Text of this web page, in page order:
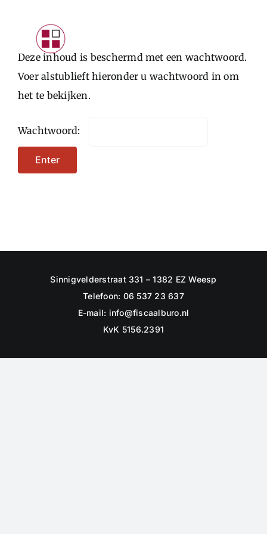
INTRODUCTIE
PARTICULIEREN
ONDERNEMERS
CONTACTFORMULIER
Deze inhoud is beschermd met een wachtwoord.
Voer alstublieft hieronder u wachtwoord in om
het te bekijken.
Wachtwoord:
Sinnigvelderstraat 331 – 1382 EZ Weesp
Telefoon: 06 537 23 637
E-mail: info@fiscaalburo.nl
KvK 5156.2391